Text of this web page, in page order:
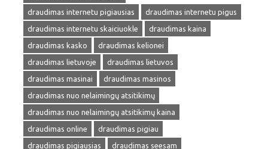
draudimas internetu pigiausias
draudimas internetu pigus
draudimas internetu skaiciuokle
draudimas kaina
draudimas kasko
draudimas kelionei
draudimas lietuvoje
draudimas lietuvos
draudimas masinai
draudimas masinos
draudimas nuo nelaimingų atsitikimų
draudimas nuo nelaimingų atsitikimų kaina
draudimas online
draudimas pigiau
draudimas pigiausias
draudimas seesam